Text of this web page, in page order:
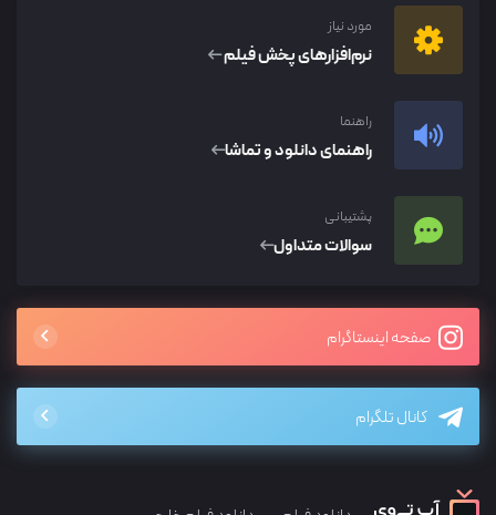
مورد نیاز
نرم‌افزار‌های پخش فیلم
راهنما
راهنمای دانلود و تماشا
پشتیبانی
سوالات متداول
صفحه اینستاگرام
کانال تلگرام